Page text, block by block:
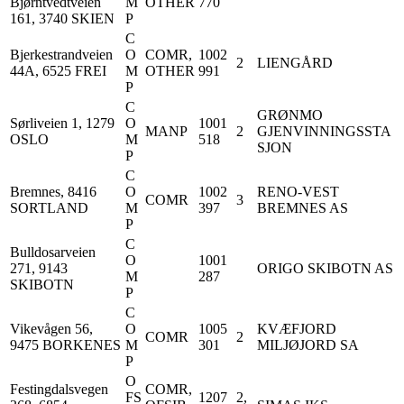
161, 3740 SKIEN
P
Bjerkestrandveien
44A, 6525 FREI
C
O
M
P
COMR,
OTHER
1002
991
2 LIENGÅRD
Sørliveien 1, 1279
OSLO
C
O
M
P
MANP
1001
518
2
GRØNMO
GJENVINNINGSSTA
SJON
Bremnes, 8416
SORTLAND
C
O
M
P
COMR
1002
397
3
RENO-VEST
BREMNES AS
Bulldosarveien
271, 9143
SKIBOTN
C
O
M
P
1001
287
ORIGO SKIBOTN AS
Vikevågen 56,
9475 BORKENES
C
O
M
P
COMR
1005
301
2
KVÆFJORD
MILJØJORD SA
Festingdalsvegen
O
FS
COMR,
1207 2,